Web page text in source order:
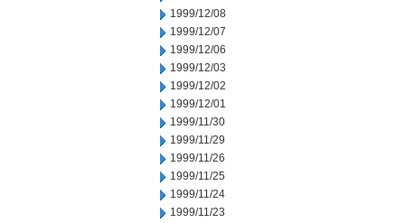
1999/12/08
1999/12/07
1999/12/06
1999/12/03
1999/12/02
1999/12/01
1999/11/30
1999/11/29
1999/11/26
1999/11/25
1999/11/24
1999/11/23